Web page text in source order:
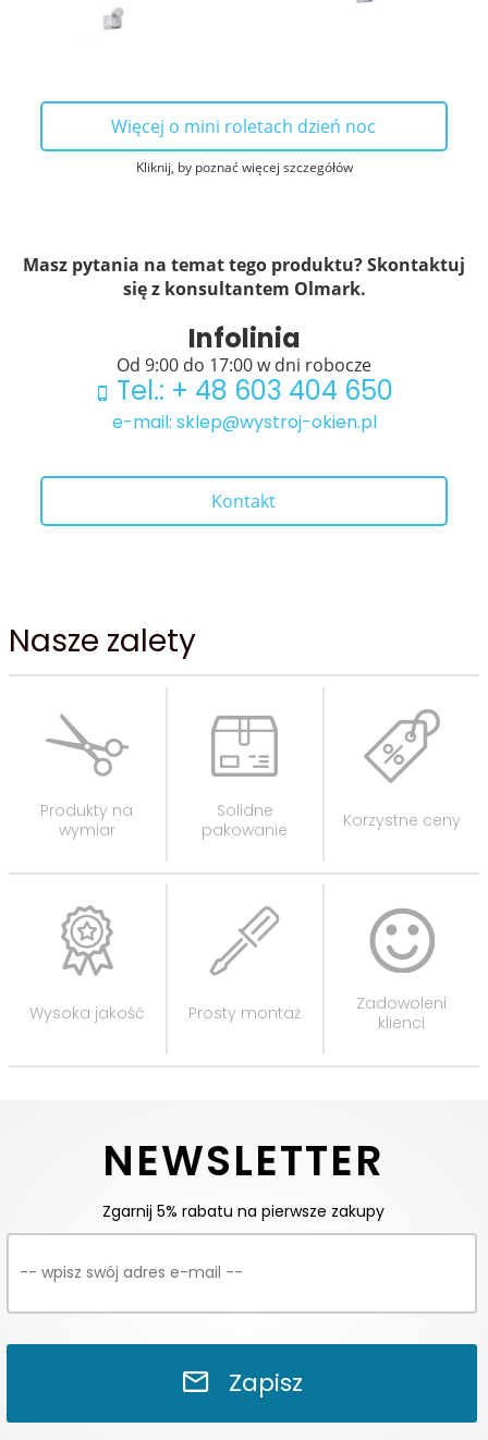
Więcej o mini roletach dzień noc
Kliknij, by poznać więcej szczegółów
Masz pytania na temat tego produktu? Skontaktuj
się z konsultantem Olmark.
Infolinia
Od 9:00 do 17:00 w dni robocze
Tel.: + 48 603 404 650
e-mail: sklep@wystroj-okien.pl
Kontakt
Nasze zalety
Produkty na
wymiar
Solidne
pakowanie
Korzystne ceny
Wysoka jakość Prosty montaż
Zadowoleni
klienci
NEWSLETTER
Zgarnij 5% rabatu na pierwsze zakupy
Zapisz